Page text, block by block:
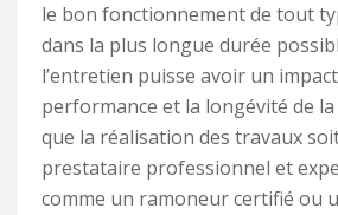
le bon fonctionnement de tout
dans la plus longue durée
l’entretien puisse avoir un
performance et la longévité de
que la réalisation des travaux
prestataire professionnel et
comme un ramoneur certifié ou